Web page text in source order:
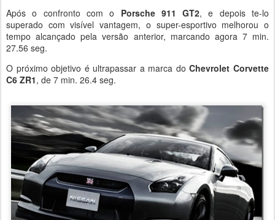
Após o confronto com o Porsche 911 GT2, e depois te-lo
superado com visível vantagem, o super-esportivo melhorou o
tempo alcançado pela versão anterior, marcando agora 7 min.
27.56 seg.
O próximo objetivo é ultrapassar a marca doChevrolet Corvette
C6 ZR1, de 7 min. 26.4 seg.